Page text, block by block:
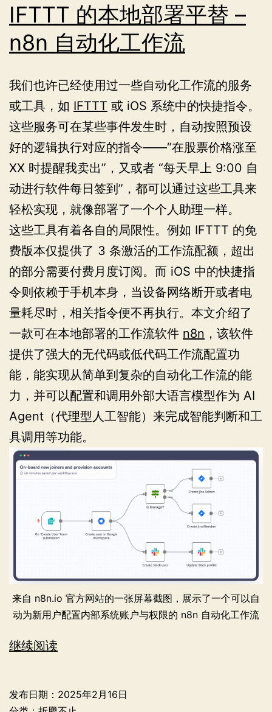
IFTTT 的本地部署平替 –
n8n 自动化工作流
我们也许已经使用过一些自动化工作流的服务
或工具，如 IFTTT 或 iOS 系统中的快捷指令。
这些服务可在某些事件发生时，自动按照预设
好的逻辑执行对应的指令——“在股票价格涨至
XX 时提醒我卖出”，又或者 “每天早上 9:00 自
动进行软件每日签到”，都可以通过这些工具来
轻松实现，就像部署了一个个人助理一样。
这些工具有着各自的局限性。例如 IFTTT 的免
费版本仅提供了 3 条激活的工作流配额，超出
的部分需要付费月度订阅。而 iOS 中的快捷指
令则依赖于手机本身，当设备网络断开或者电
量耗尽时，相关指令便不再执行。本文介绍了
一款可在本地部署的工作流软件 n8n ，该软件
提供了强大的无代码或低代码工作流配置功
能，能实现从简单到复杂的自动化工作流的能
力，并可以配置和调用外部大语言模型作为 AI
Agent（代理型人工智能）来完成智能判断和工
具调用等功能。
来自 n8n.io 官方网站的一张屏幕截图，展示了一个可以自
动为新用户配置内部系统账户与权限的 n8n 自动化工作流
继续阅读
地
发布日期： 2025年2月16日